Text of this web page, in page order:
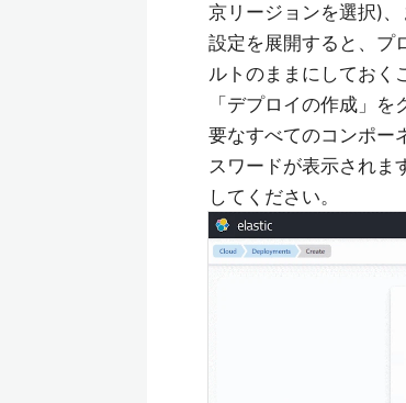
京リージョンを選択)
設定を展開すると、プ
ルトのままにしてお
「デプロイの作成」
要なすべてのコンポー
スワードが表示されま
してください。